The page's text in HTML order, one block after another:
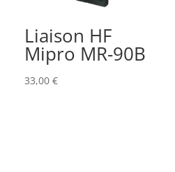
Liaison HF
Mipro MR-90B
33,00€